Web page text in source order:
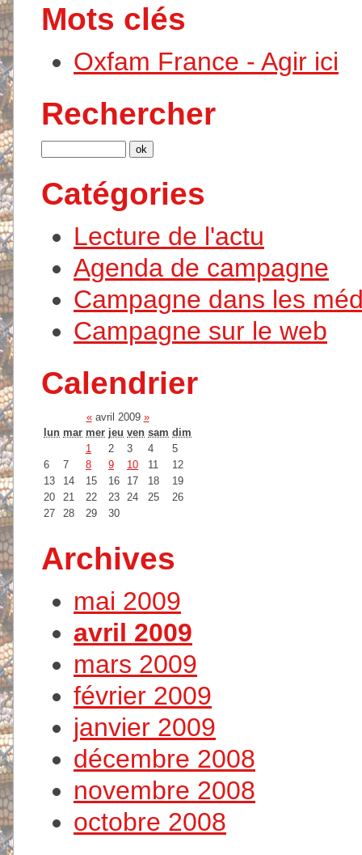
Mots clés
Oxfam France - Agir ici
Rechercher
Catégories
Lecture de l'actu
Agenda de campagne
Campagne dans les
Campagne sur le web
Calendrier
«avril 2009 »
lun mar mer jeu ven sam dim
1
2 3 4
5
6
7 8 9 10 11
12
13
14 15 16 17 18
19
20
21 22 23 24 25
26
27
28 29 30
Archives
mai 2009
avril 2009
mars 2009
février 2009
janvier 2009
décembre 2008
novembre 2008
octobre 2008